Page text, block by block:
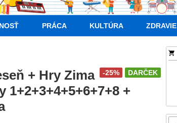
PRÁCA KULTÚRA ZDRAVIE
DARČEK
-25%
+ Hry Zima
+